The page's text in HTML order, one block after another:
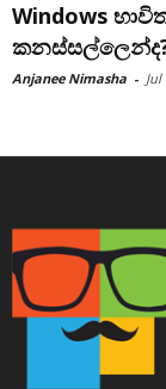
Windows
Anjanee Nimasha - Jul